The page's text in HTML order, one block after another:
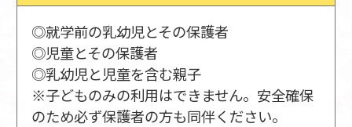
◎就学前の乳幼児とその保護者
◎児童とその保護者
◎乳幼児と児童を含む親子
※子どものみの利用はできません。安全確保
のため必ず保護者の方も同伴ください。